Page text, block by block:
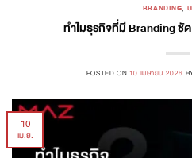
BRANDING,
ทำไมธุรกิจที่มี Branding ชั
POSTED ON 10 เมษายน 2026
10
เม.ย.